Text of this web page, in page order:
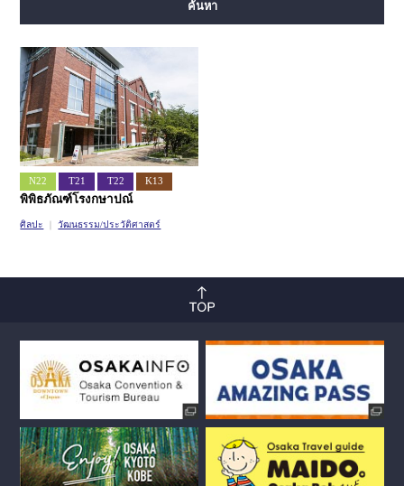
สายอิมาซาโตะซุจิ สายนิวแทรม
ค้นหา
N22 T21 T22 K13
พิพิธภัณฑ์โรงกษาปณ์
ศิลปะ วัฒนธรรม/ประวัติศาสตร์